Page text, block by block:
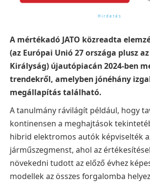
A mértékadó JATO közreadta
(az Európai Unió 27 országa plusz
Királyság) újautópiacán 2024-ben
trendekről, amelyben jónéhány
megállapítás található.
A tanulmány rávilágít például, hogy
kontinensen a meghajtások
hibrid elektromos autók képviselték
járműszegmenst, ahol az
növekedni tudott az előző évhez
modellek az összes forgalomba